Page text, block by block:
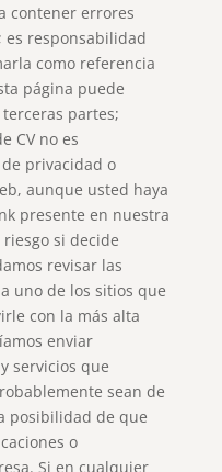
contener errores
responsabilidad
como referencia
página puede
partes;
CV no es
privacidad o
aunque usted haya
presente en nuestra
si decide
revisar las
uno de los sitios que
con la más alta
enviar
servicios que
sean de
posibilidad de que
o
Si en cualquier